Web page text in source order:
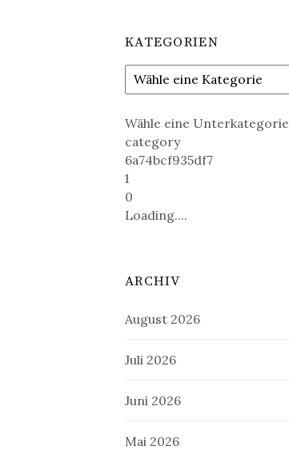
KATEGORIEN
Wähle eine Unterkategorie
category
6a74bcf935df7
1
0
Loading....
ARCHIV
August 2026
Juli 2026
Juni 2026
Mai 2026